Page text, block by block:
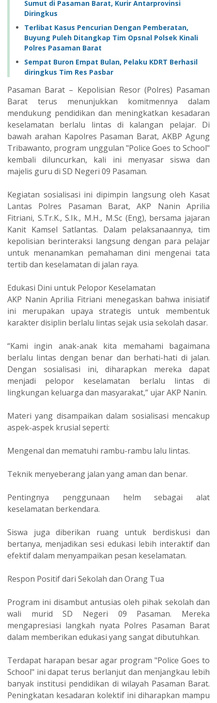
Sumut di Pasaman Barat, Kurir Antarprovinsi
Diringkus
Terlibat Kasus Pencurian Dengan Pemberatan,
Buyung Puleh Ditangkap Tim Opsnal Polsek Kinali
Polres Pasaman Barat
Sempat Buron Empat Bulan, Pelaku KDRT Berhasil
diringkus Tim Res Pasbar
‎Pasaman Barat – Kepolisian Resor (Polres) Pasaman
Barat terus menunjukkan komitmennya dalam
mendukung pendidikan dan meningkatkan kesadaran
keselamatan berlalu lintas di kalangan pelajar. Di
bawah arahan Kapolres Pasaman Barat, AKBP Agung
Tribawanto, program unggulan "Police Goes to School"
kembali diluncurkan, kali ini menyasar siswa dan
majelis guru di SD Negeri 09 Pasaman.
‎Kegiatan sosialisasi ini dipimpin langsung oleh Kasat
Lantas Polres Pasaman Barat, AKP Nanin Aprilia
Fitriani, S.Tr.K., S.Ik., M.H., M.Sc (Eng), bersama jajaran
Kanit Kamsel Satlantas. Dalam pelaksanaannya, tim
kepolisian berinteraksi langsung dengan para pelajar
untuk menanamkan pemahaman dini mengenai tata
tertib dan keselamatan di jalan raya.
‎Edukasi Dini untuk Pelopor Keselamatan
‎AKP Nanin Aprilia Fitriani menegaskan bahwa inisiatif
ini merupakan upaya strategis untuk membentuk
karakter disiplin berlalu lintas sejak usia sekolah dasar.
‎“Kami ingin anak-anak kita memahami bagaimana
berlalu lintas dengan benar dan berhati-hati di jalan.
Dengan sosialisasi ini, diharapkan mereka dapat
menjadi pelopor keselamatan berlalu lintas di
lingkungan keluarga dan masyarakat,” ujar AKP Nanin.
‎Materi yang disampaikan dalam sosialisasi mencakup
aspek-aspek krusial seperti:
‎Mengenal dan mematuhi rambu-rambu lalu lintas.
‎Teknik menyeberang jalan yang aman dan benar.
‎Pentingnya penggunaan helm sebagai alat
keselamatan berkendara.
‎Siswa juga diberikan ruang untuk berdiskusi dan
bertanya, menjadikan sesi edukasi lebih interaktif dan
efektif dalam menyampaikan pesan keselamatan.
‎Respon Positif dari Sekolah dan Orang Tua
‎Program ini disambut antusias oleh pihak sekolah dan
wali murid SD Negeri 09 Pasaman. Mereka
mengapresiasi langkah nyata Polres Pasaman Barat
dalam memberikan edukasi yang sangat dibutuhkan.
‎Terdapat harapan besar agar program "Police Goes to
School" ini dapat terus berlanjut dan menjangkau lebih
banyak institusi pendidikan di wilayah Pasaman Barat.
Peningkatan kesadaran kolektif ini diharapkan mampu